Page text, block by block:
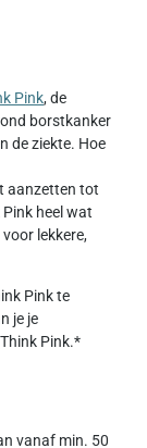
Pink, de
borstkanker
de ziekte. Hoe
aanzetten tot
heel wat
lekkere,
Pink te
je je
Pink.*
vanaf min. 50